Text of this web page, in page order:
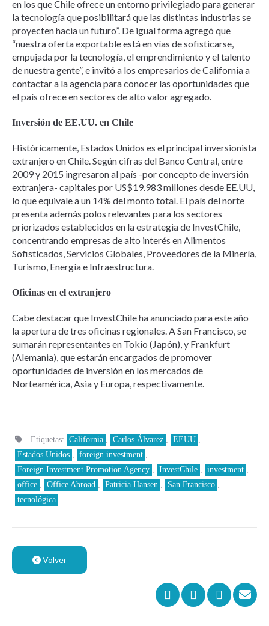
en los que Chile ofrece un entorno privilegiado para generar
la tecnología que posibilitará que las distintas industrias se
proyecten hacia un futuro”. De igual forma agregó que
“nuestra oferta exportable está en vías de sofisticarse,
empujada por la tecnología, el emprendimiento y el talento
de nuestra gente”, e invitó a los empresarios de California a
contactar a la agencia para conocer las oportunidades que
el país ofrece en sectores de alto valor agregado.
Inversión de EE.UU. en Chile
Históricamente, Estados Unidos es el principal inversionista
extranjero en Chile. Según cifras del Banco Central, entre
2009 y 2015 ingresaron al país -por concepto de inversión
extranjera- capitales por US$19.983 millones desde EE.UU,
lo que equivale a un 14% del monto total. El país del norte
presenta además polos relevantes para los sectores
priorizados establecidos en la estrategia de InvestChile,
concentrando empresas de alto interés en Alimentos
Sofisticados, Servicios Globales, Proveedores de la Minería,
Turismo, Energía e Infraestructura.
Oficinas en el extranjero
Cabe destacar que InvestChile ha anunciado para este año
la apertura de tres oficinas regionales. A San Francisco, se
sumarán representantes en Tokio (Japón), y Frankfurt
(Alemania), que estarán encargados de promover
oportunidades de inversión en los mercados de
Norteamérica, Asia y Europa, respectivamente.
Etiquetas: California , Carlos Álvarez , EEUU ,
Estados Unidos , foreign investment ,
Foreign Investment Promotion Agency , InvestChile , investment ,
office , Office Abroad , Patricia Hansen , San Francisco ,
tecnológica
Volver